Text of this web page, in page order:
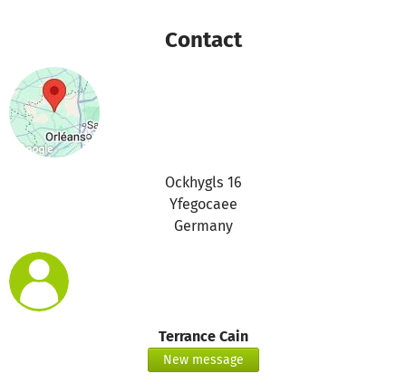
Contact
Ockhygls 16
Yfegocaee
Germany
Terrance Cain
New message